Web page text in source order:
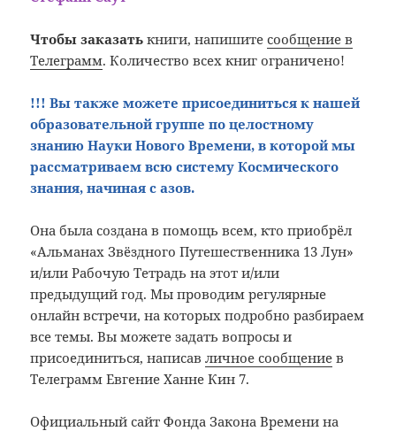
Чтобы заказатькниги, напишитесообщение в
Телеграмм. Количество всех книг ограничено!
!!! Вы также можете присоединиться к нашей
образовательной группе по целостному
знанию Науки Нового Времени, в которой мы
рассматриваем всю систему Космического
знания, начиная с азов.
Она была создана в помощь всем, кто приобрёл
«Альманах Звёздного Путешественника 13 Лун»
и/или Рабочую Тетрадь на этот и/или
предыдущий год. Мы проводим регулярные
онлайн встречи, на которых подробно разбираем
все темы. Вы можете задать вопросы и
присоединиться, написавличное сообщение в
Телеграмм Евгение Ханне Кин 7.
Официальный сайт Фонда Закона Времени на